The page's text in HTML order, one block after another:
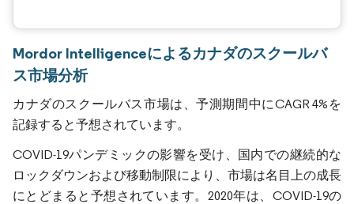
Mordor Intelligenceによるカナダのスクールバ
ス市場分析
カナダのスクールバス市場は、予測期間中にCAGR 4%を
記録すると予想されています。
COVID-19パンデミックの影響を受け、国内での継続的な
ロックダウンおよび移動制限により、市場は名目上の成長
にとどまると予想されています。2020年は、COVID-19の